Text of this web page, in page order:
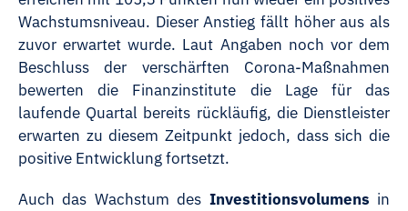
Wachstumsniveau. Dieser Anstieg fällt höher aus als
zuvor erwartet wurde. Laut Angaben noch vor dem
Beschluss der verschärften Corona-Maßnahmen
bewerten die Finanzinstitute die Lage für das
laufende Quartal bereits rückläufig, die Dienstleister
erwarten zu diesem Zeitpunkt jedoch, dass sich die
positive Entwicklung fortsetzt.
Auch das Wachstum des Investitionsvolumens in